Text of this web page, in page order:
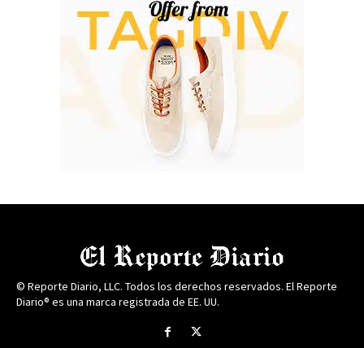
© Reporte Diario, LLC. Todos los derechos reservados. El Reporte
Diario® es una marca registrada de EE. UU.